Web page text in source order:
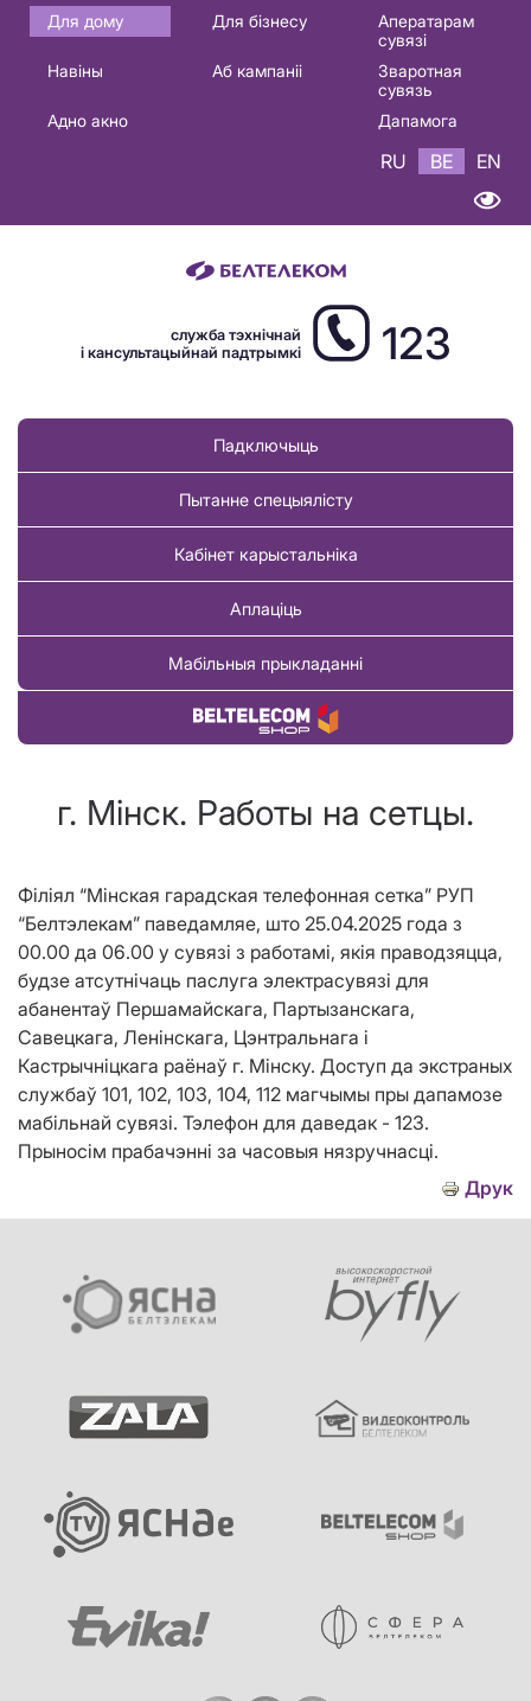
Основная
навигация
Для дому Для бізнесу
Аператарам
сувязі
Навіны
Аб кампаніі
Зваротная
сувязь
Адно акно
Дапамога
RU BE EN
служба тэхнічнай
і кансультацыйнай падтрымкі
123
Падключыць
Пытанне спецыялісту
Кабінет карыстальніка
Аплаціць
Мабільныя прыкладанні
Купіць тавар
г. Мінск. Работы на сетцы.
Філіял “Мінская гарадская телефонная сетка” РУП
“Белтэлекам” паведамляе, што 25.04.2025 года з
00.00 да 06.00 у сувязі з работамі, якія праводзяцца,
будзе атсутнічаць паслуга электрасувязі для
абанентаў Першамайскага, Партызанскага,
Савецкага, Ленінскага, Цэнтральнага і
Кастрычніцкага раёнаў г. Мінску. Доступ да экстраных
службаў 101, 102, 103, 104, 112 магчымы пры дапамозе
мабільнай сувязі. Тэлефон для даведак - 123.
Прыносім прабачэнні за часовыя нязручнасці.
Друк